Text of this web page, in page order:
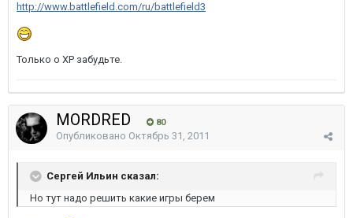
http://www.battlefield.com/ru/battlefield3
Только о XP забудьте.
MORDRED 80
Опубликовано Октябрь 31, 2011
Сергей Ильин сказал:
Но тут надо решить какие игры берем